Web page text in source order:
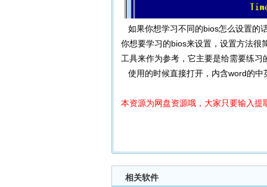
如果你想学习不同的bios怎么设置的
你想要学习的bios来设置，设置方法很
工具来作为参考，它主要是给需要练
使用的时候直接打开，内含word的中
本资源为网盘资源哦，大家只要输入
相关软件